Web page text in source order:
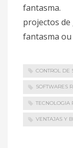
fantasma.
projectos de
fantasma
CONTROL DE
SOFTWARES
TECNOLOGIA
VENTAJAS Y